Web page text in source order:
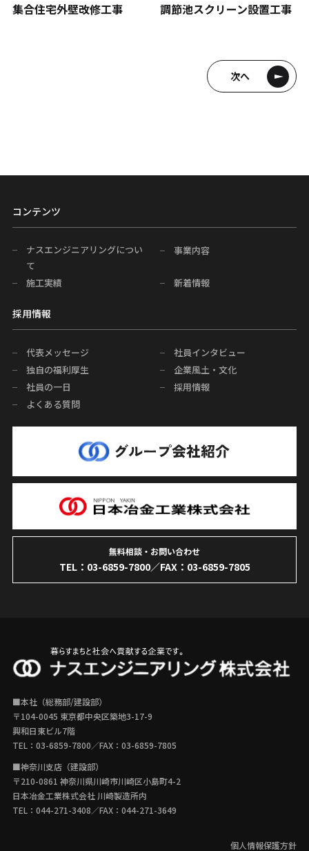
集合住宅外壁改修工事 調節池スクリーン設置工事
次へ
コンテンツ
ナスエンジニアリングについ
て
事業内容
施工実績 新着情報
採用情報
代表メッセージ
社員インタビュー
独自の福利厚生
企業風土・文化
社員の一日
採用情報
よくある質問
無料相談・お問い合わせ
TEL： 03-6859-7800／FAX：03-6859-7805
■本社（総務部/建設部）
〒104-0045 東京都中央区築地3-17-9
興和日東ビル7階
TEL： 03-6859-7800／FAX：03-6859-7805
■神奈川支店（建設部）
〒210-0861 神奈川県川崎市川崎区小島町4-2
日本冶金工業株式会社 川崎製造所内
TEL： 044-271-3408／FAX：044-271-3649
個人情報保護方針